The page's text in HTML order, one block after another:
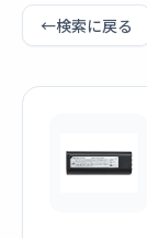
←検索に戻る